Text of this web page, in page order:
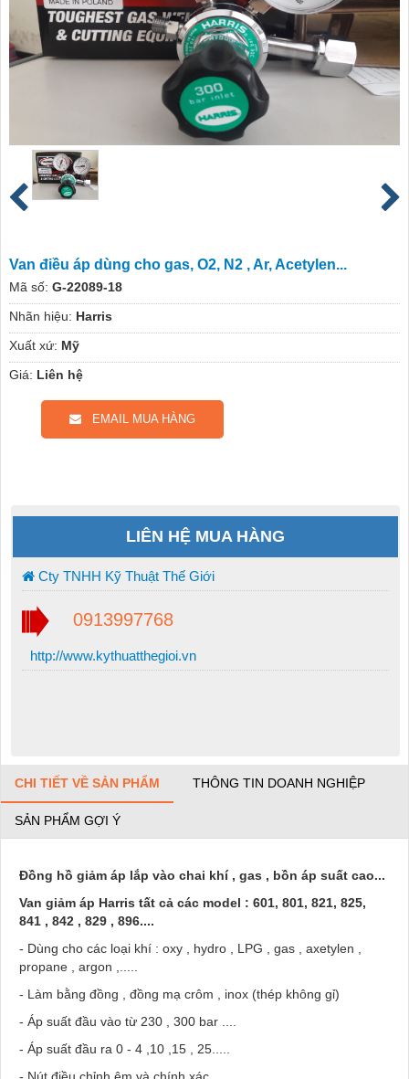
Van điều áp dùng cho gas, O2, N2 , Ar, Acetylen...
Mã số: G-22089-18
Nhãn hiệu: Harris
Xuất xứ: Mỹ
Giá: Liên hệ
EMAIL MUA HÀNG
LIÊN HỆ MUA HÀNG
Cty TNHH Kỹ Thuật Thế Giới
0913997768
http://www.kythuatthegioi.vn
CHI TIẾT VỀ SẢN PHẨM THÔNG TIN DOANH NGHIỆP
SẢN PHẨM GỢI Ý
Đồng hồ giảm áp lắp vào chai khí , gas , bồn áp suất cao...
Van giảm áp Harris tất cả các model : 601, 801, 821, 825,
841 , 842 , 829 , 896....
- Dùng cho các loại khí : oxy , hydro , LPG , gas , axetylen ,
propane , argon ,.....
- Làm bằng đồng , đồng mạ crôm , inox (thép không gỉ)
- Áp suất đầu vào từ 230 , 300 bar ....
- Áp suất đầu ra 0 - 4 ,10 ,15 , 25.....
- Nút điều chỉnh êm và chính xác